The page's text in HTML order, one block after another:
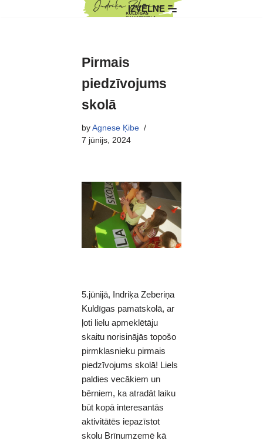
IZVĒLNE
Pirmais
piedzīvojums
skolā
by Agnese Ķibe
7 jūnijs, 2024
5.jūnijā, Indriķa Zeberiņa
Kuldīgas pamatskolā, ar
ļoti lielu apmeklētāju
skaitu norisinājās topošo
pirmklasnieku pirmais
piedzīvojums skolā! Liels
paldies vecākiem un
bērniem, ka atradāt laiku
būt kopā interesantās
aktivitātēs iepazīstot
skolu Brīnumzemē kā